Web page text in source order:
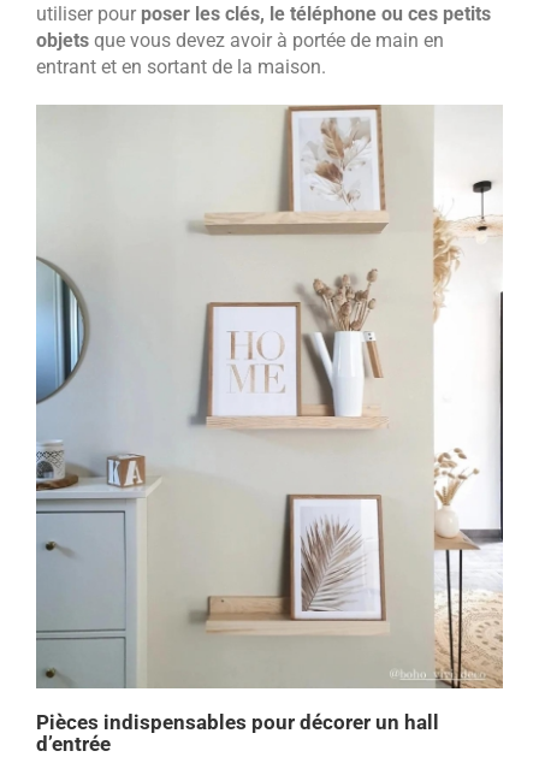
utiliser pour poser les clés, le téléphone ou ces petits
objets que vous devez avoir à portée de main en
entrant et en sortant de la maison.
Pièces indispensables pour décorer un hall
d’entrée